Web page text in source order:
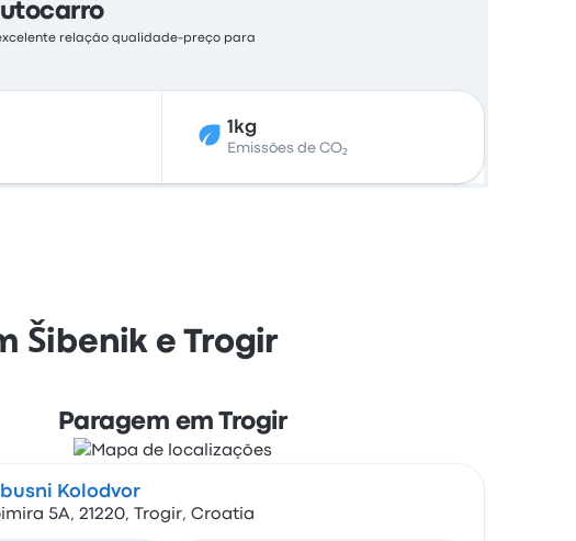
relação qualidade-preço para
1kg
Emissões de CO₂
Šibenik e Trogir
Paragem em Trogir
Kolodvor
5A, 21220, Trogir, Croatia